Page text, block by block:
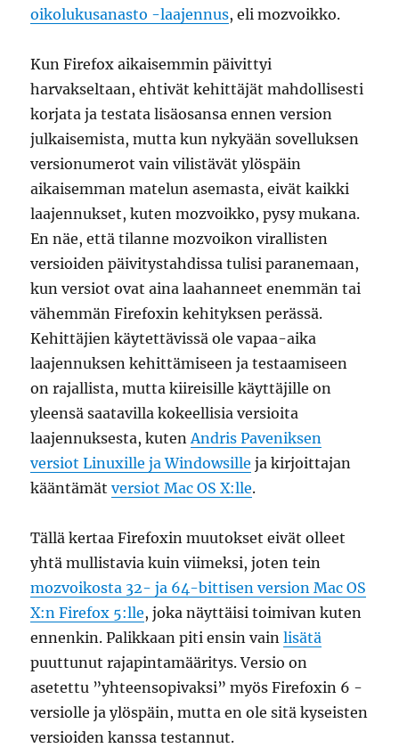
oikolukusanasto -laajennus, eli mozvoikko.
Kun Firefox aikaisemmin päivittyi
harvakseltaan, ehtivät kehittäjät mahdollisesti
korjata ja testata lisäosansa ennen version
julkaisemista, mutta kun nykyään sovelluksen
versionumerot vain vilistävät ylöspäin
aikaisemman matelun asemasta, eivät kaikki
laajennukset, kuten mozvoikko, pysy mukana.
En näe, että tilanne mozvoikon virallisten
versioiden päivitystahdissa tulisi paranemaan,
kun versiot ovat aina laahanneet enemmän tai
vähemmän Firefoxin kehityksen perässä.
Kehittäjien käytettävissä ole vapaa-aika
laajennuksen kehittämiseen ja testaamiseen
on rajallista, mutta kiireisille käyttäjille on
yleensä saatavilla kokeellisia versioita
laajennuksesta, kutenAndris Paveniksen
versiot Linuxille ja Windowsille ja kirjoittajan
kääntämätversiot Mac OS X:lle.
Tällä kertaa Firefoxin muutokset eivät olleet
yhtä mullistavia kuin viimeksi, joten tein
mozvoikosta 32- ja 64-bittisen version Mac OS
X:n Firefox 5:lle, joka näyttäisi toimivan kuten
ennenkin. Palikkaan piti ensin vainlisätä
puuttunut rajapintamääritys. Versio on
asetettu ”yhteensopivaksi” myös Firefoxin 6 -
versiolle ja ylöspäin, mutta en ole sitä kyseisten
versioiden kanssa testannut.